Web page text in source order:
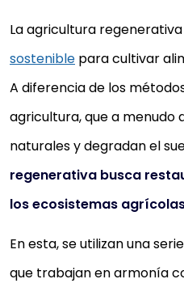
La agricultura
sostenible para cultivar
A diferencia de los
agricultura, que a menudo
naturales y degradan el
regenerativa busca
los ecosistemas
En esta, se utilizan una
que trabajan en armonía